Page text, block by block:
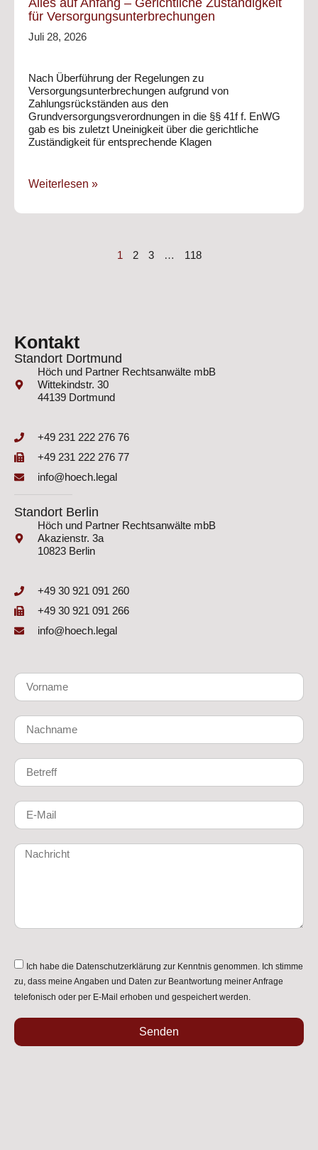
für Versorgungsunterbrechungen
Juli 28, 2026
Nach Überführung der Regelungen zu
Versorgungsunterbrechungen aufgrund von
Zahlungsrückständen aus den
Grundversorgungsverordnungen in die §§ 41f f. EnWG
gab es bis zuletzt Uneinigkeit über die gerichtliche
Zuständigkeit für entsprechende Klagen
Weiterlesen »
1 2 3 … 118
Kontakt
Standort Dortmund
Höch und Partner Rechtsanwälte mbB
Wittekindstr. 30
44139 Dortmund
+49 231 222 276 76
+49 231 222 276 77
info@hoech.legal
Standort Berlin
Höch und Partner Rechtsanwälte mbB
Akazienstr. 3a
10823 Berlin
+49 30 921 091 260
+49 30 921 091 266
info@hoech.legal
Ich habe die Datenschutzerklärung zur Kenntnis genommen. Ich stimme
zu, dass meine Angaben und Daten zur Beantwortung meiner Anfrage
telefonisch oder per E-Mail erhoben und gespeichert werden.
Senden